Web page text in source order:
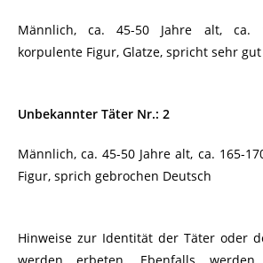
Männlich, ca. 45-50 Jahre alt, ca.
korpulente Figur, Glatze, spricht sehr
Unbekannter Täter Nr.: 2
Männlich, ca. 45-50 Jahre alt, ca. 165-
Figur, sprich gebrochen Deutsch
Hinweise zur Identität der Täter oder